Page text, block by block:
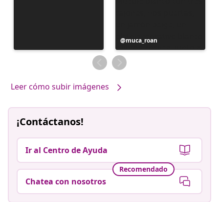
Publicación
realizada
por
muca_roan
Leer cómo subir imágenes
¡Contáctanos!
Ir al Centro de Ayuda
Recomendado
Chatea con nosotros